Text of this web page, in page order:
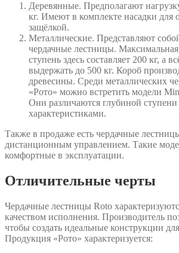
Деревянные. Предполагают
кг. Имеют в комплекте насадки для
защёлкой.
Металлические. Представляют
чердачные лестницы. Максимальная
ступень здесь составляет 200 кг, а
выдержать до 500 кг. Короб
древесины. Среди металлических
«Рото» можно встретить модели
Они различаются глубиной
характеристиками.
Также в продаже есть чердачные
дистанционным управлением. Такие
комфортные в эксплуатации.
Отличительные черты
Чердачные лестницы Roto
качеством исполнения. Производитель
чтобы создать идеальные конструкции
Продукция «Рото» характеризуется: